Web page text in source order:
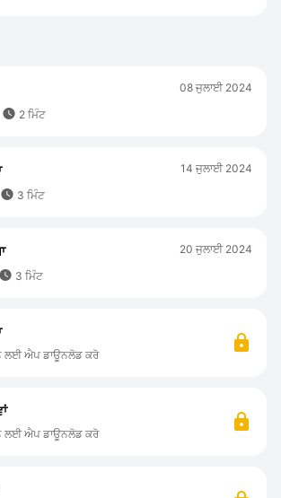
 2 ਮਿੰਟ
08 ਜੁਲਾਈ 2024
 3 ਮਿੰਟ
14 ਜੁਲਾਈ 2024
 3 ਮਿੰਟ
20 ਜੁਲਾਈ 2024
ਲਈ ਐਪ ਡਾਊਨਲੋਡ ਕਰੋ
ਲਈ ਐਪ ਡਾਊਨਲੋਡ ਕਰੋ